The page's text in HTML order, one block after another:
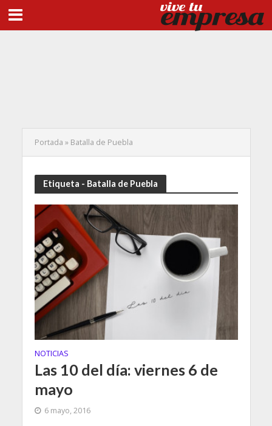
Portada » Batalla de Puebla
Etiqueta - Batalla de Puebla
NOTICIAS
Las 10 del día: viernes 6 de
mayo
6 mayo, 2016